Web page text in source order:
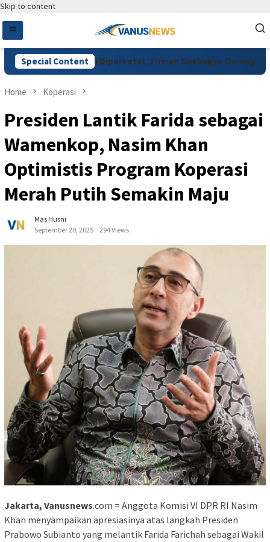
Skip to content
Special Content
Pupuk Subsidi Diperketat, Firman Soebagyo Dorong
Home Koperasi
Presiden Lantik Farida sebagai
Wamenkop, Nasim Khan
Optimistis Program Koperasi
Merah Putih Semakin Maju
Mas Husni
September 20, 2025
294 Views
Jakarta, Vanusnews.com = Anggota Komisi VI DPR RI Nasim
Khan menyampaikan apresiasinya atas langkah Presiden
Prabowo Subianto yang melantik Farida Farichah sebagai Wakil